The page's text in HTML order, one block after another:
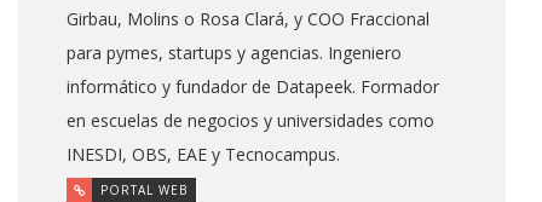
Girbau, Molins o Rosa Clará, y COO Fraccional
para pymes, startups y agencias. Ingeniero
informático y fundador de Datapeek. Formador
en escuelas de negocios y universidades como
INESDI, OBS, EAE y Tecnocampus.
PORTAL WEB